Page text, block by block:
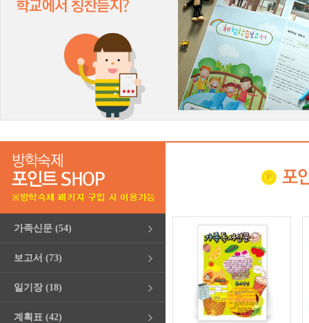
가족신문 (54)
보고서 (73)
일기장 (18)
계획표 (42)